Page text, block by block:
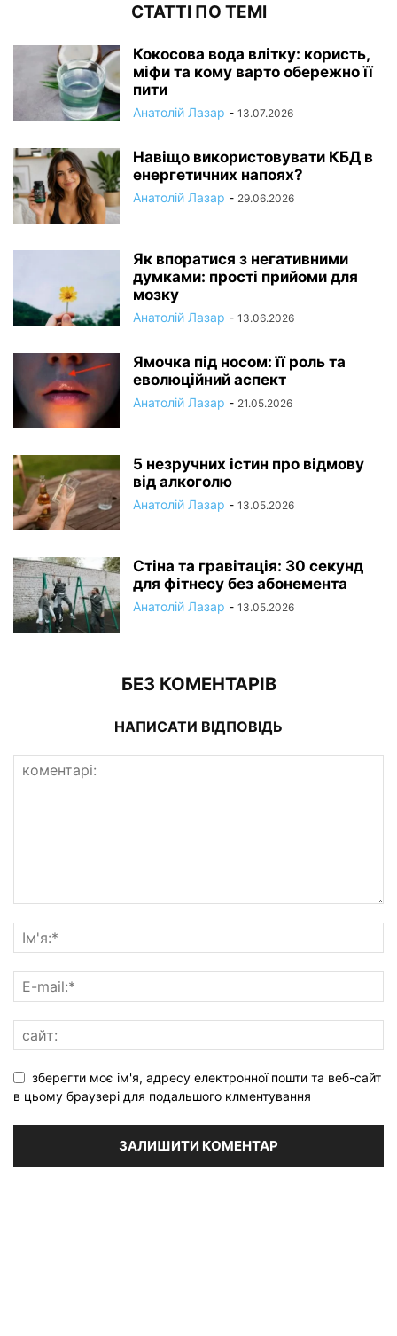
СТАТТІ ПО ТЕМІ
Кокосова вода влітку: користь,
міфи та кому варто обережно її
пити
Анатолій Лазар - 13.07.2026
Навіщо використовувати КБД в
енергетичних напоях?
Анатолій Лазар - 29.06.2026
Як впоратися з негативними
думками: прості прийоми для
мозку
Анатолій Лазар - 13.06.2026
Ямочка під носом: її роль та
еволюційний аспект
Анатолій Лазар - 21.05.2026
5 незручних істин про відмову
від алкоголю
Анатолій Лазар - 13.05.2026
Стіна та гравітація: 30 секунд
для фітнесу без абонемента
Анатолій Лазар - 13.05.2026
БЕЗ КОМЕНТАРІВ
НАПИСАТИ ВІДПОВІДЬ
зберегти моє ім'я, адресу електронної пошти та веб-сайт
в цьому браузері для подальшого клментування